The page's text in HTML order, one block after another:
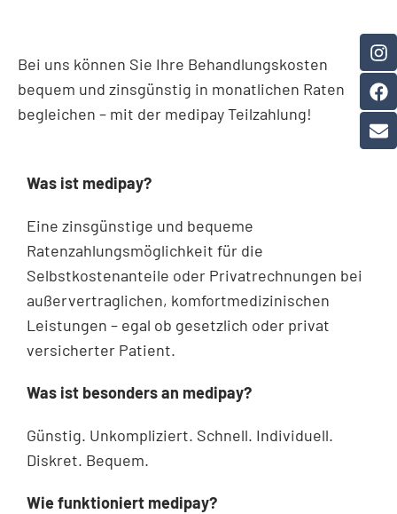
Bei uns können Sie Ihre Behandlungskosten
bequem und zinsgünstig in monatlichen Raten
begleichen – mit der medipay Teilzahlung!
Was ist medipay?
Eine zinsgünstige und bequeme
Ratenzahlungsmöglichkeit für die
Selbstkostenanteile oder Privatrechnungen bei
außervertraglichen, komfortmedizinischen
Leistungen – egal ob gesetzlich oder privat
versicherter Patient.
Was ist besonders an medipay?
Günstig. Unkompliziert. Schnell. Individuell.
Diskret. Bequem.
Wie funktioniert medipay?